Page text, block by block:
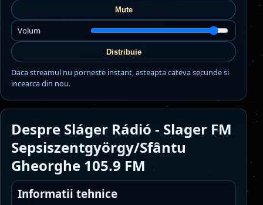
Mute
Volum
Distribuie
Daca streamul nu porneste instant, asteapta cateva secunde si
incearca din nou.
Despre Sláger Rádió - Slager FM
Sepsiszentgyörgy/Sfântu
Gheorghe 105.9 FM
Informatii tehnice